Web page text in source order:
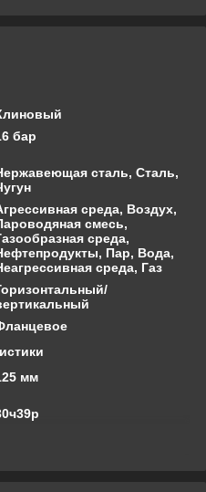
бар
сталь, Сталь,
среда, Воздух,
смесь,
среда,
Пар, Вода,
среда, Газ
мм